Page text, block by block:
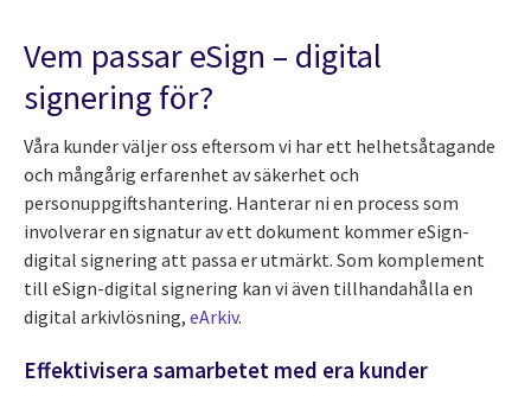
Vem passar eSign – digital
signering för?
Våra kunder väljer oss eftersom vi har ett helhetsåtagande
och mångårig erfarenhet av säkerhet och
personuppgiftshantering. Hanterar ni en process som
involverar en signatur av ett dokument kommer eSign-
digital signering att passa er utmärkt. Som komplement
till eSign-digital signering kan vi även tillhandahålla en
digital arkivlösning, eArkiv.
Effektivisera samarbetet med era kunder